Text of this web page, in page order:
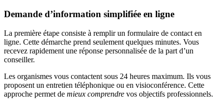
Demande d’information simplifiée en ligne
La première étape consiste à remplir un formulaire de contact en
ligne. Cette démarche prend seulement quelques minutes. Vous
recevez rapidement une réponse personnalisée de la part d’un
conseiller.
Les organismes vous contactent sous 24 heures maximum. Ils vous
proposent un entretien téléphonique ou en visioconférence. Cette
approche permet de mieux comprendre vos objectifs professionnels.